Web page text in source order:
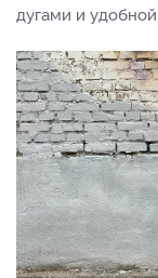
дугами и удобной